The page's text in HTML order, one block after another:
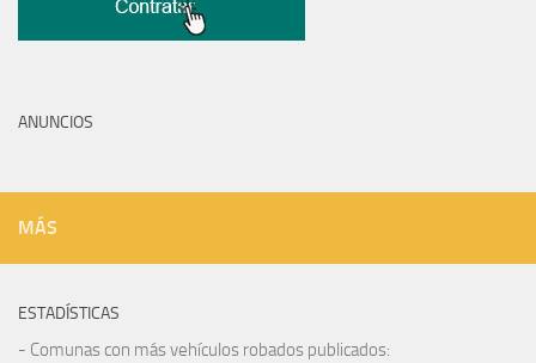
ANUNCIOS
MÁS
ESTADÍSTICAS
- Comunas con más vehículos robados publicados: